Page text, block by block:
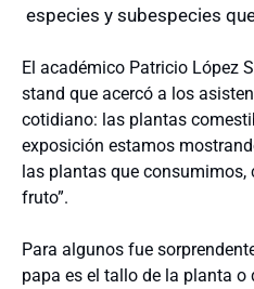
especies y subespecies
El académico Patricio López
stand que acercó a los
cotidiano: las plantas
exposición estamos
las plantas que consumimos,
fruto”.
Para algunos fue
papa es el tallo de la planta